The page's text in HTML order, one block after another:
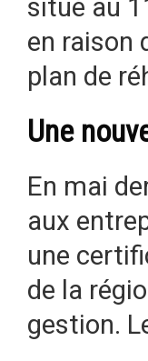
situé au
en raison
plan de
Une
En mai
aux
une
de la
gestion.